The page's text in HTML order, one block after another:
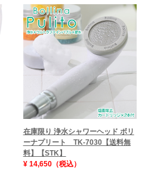
在庫限り 浄水シャワーヘッド ボリ
ーナプリート TK-7030【送料無
料】【STK】
¥ 14,650（税込）